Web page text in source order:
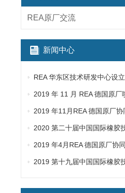
REA原厂交流
新闻中心
REA 华东区技术研发中心设立